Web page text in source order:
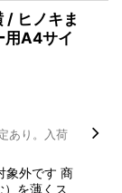
/ ヒノキま
用A4サイ
あり。入荷
象外です 商
を薄くス